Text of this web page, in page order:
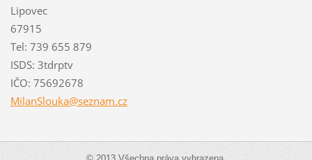
Lipovec
67915
Tel: 739 655 879
ISDS: 3tdrptv
IČO: 75692678
MilanSlouka@seznam.cz